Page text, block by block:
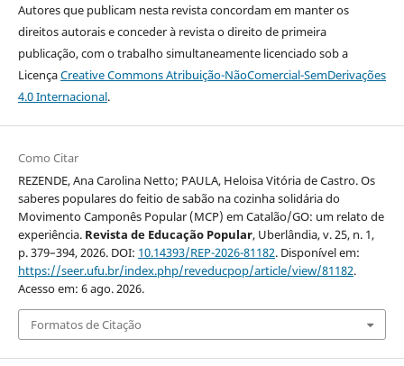
Autores que publicam nesta revista concordam em manter os
direitos autorais e conceder à revista o direito de primeira
publicação, com o trabalho simultaneamente licenciado sob a
LicençaCreative Commons Atribuição-NãoComercial-SemDerivações
4.0 Internacional.
Como Citar
REZENDE, Ana Carolina Netto; PAULA, Heloisa Vitória de Castro. Os
saberes populares do feitio de sabão na cozinha solidária do
Movimento Camponês Popular (MCP) em Catalão/GO: um relato de
experiência. Revista de Educação Popular, Uberlândia, v. 25, n. 1,
p. 379–394, 2026. DOI: 10.14393/REP-2026-81182. Disponível em:
https://seer.ufu.br/index.php/reveducpop/article/view/81182.
Acesso em: 6 ago. 2026.
Formatos de Citação